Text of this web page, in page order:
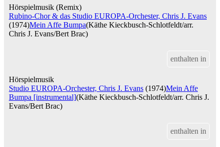
Hörspielmusik (Remix)
Rubino-Chor & das Studio EUROPA-Orchester, Chris J. Evans
(1974)Mein Affe Bumpa(Käthe Kieckbusch-Schlotfeldt/arr.
Chris J. Evans/Bert Brac)
enthalten in
Hörspielmusik
Studio EUROPA-Orchester, Chris J. Evans (1974)Mein Affe
Bumpa [instrumental](Käthe Kieckbusch-Schlotfeldt/arr. Chris J.
Evans/Bert Brac)
enthalten in